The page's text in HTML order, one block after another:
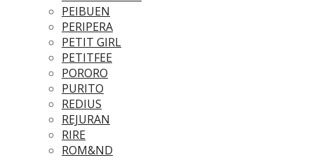
PEIBUEN
PERIPERA
PETIT GIRL
PETITFEE
PORORO
PURITO
REDIUS
REJURAN
RIRE
ROM&ND